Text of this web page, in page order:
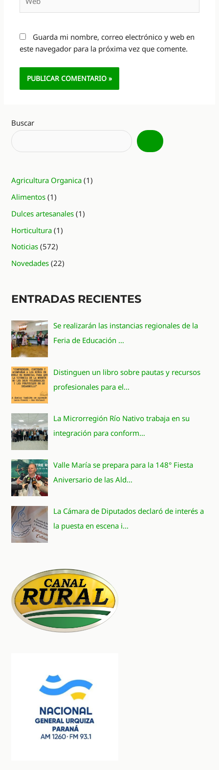
Guarda mi nombre, correo electrónico y web en
este navegador para la próxima vez que comente.
Buscar
Agricultura Organica (1)
Alimentos (1)
Dulces artesanales (1)
Horticultura (1)
Noticias (572)
Novedades (22)
ENTRADAS RECIENTES
Se realizarán las instancias regionales de la
Feria de Educación …
Distinguen un libro sobre pautas y recursos
profesionales para el…
La Microrregión Río Nativo trabaja en su
integración para conform…
Valle María se prepara para la 148° Fiesta
Aniversario de las Ald…
La Cámara de Diputados declaró de interés a
la puesta en escena i…